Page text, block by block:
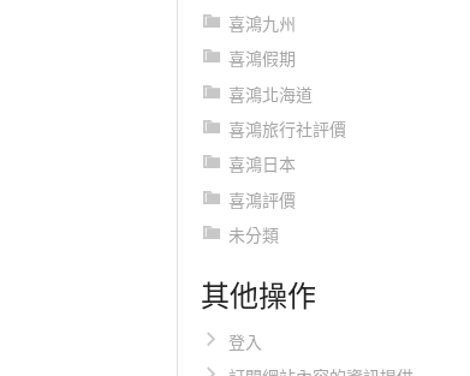
喜鴻九州
喜鴻假期
喜鴻北海道
喜鴻旅行社評價
喜鴻日本
喜鴻評價
未分類
其他操作
登入